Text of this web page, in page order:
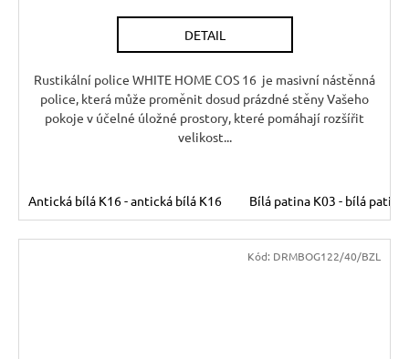
DETAIL
Rustikální police WHITE HOME COS 16 je masivní nástěnná
police, která může proměnit dosud prázdné stěny Vašeho
pokoje v účelné úložné prostory, které pomáhají rozšířit
velikost...
Antická bílá K16 - antická bílá K16 Bílá patina K03 - bílá patina
Kód: DRMBOG122/40/BZL